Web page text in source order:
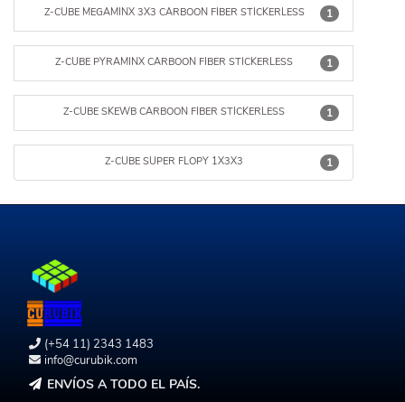
1
Z-CUBE MEGAMINX 3X3 CARBOON FIBER STICKERLESS
1
Z-CUBE PYRAMINX CARBOON FIBER STICKERLESS
1
Z-CUBE SKEWB CARBOON FIBER STICKERLESS
1
Z-CUBE SUPER FLOPY 1X3X3
(+54 11) 2343 1483
info@curubik.com
ENVÍOS A TODO EL PAÍS.